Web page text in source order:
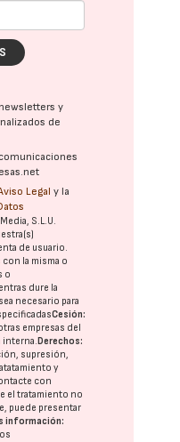
y
de
Legal y la
S.L.U.
de usuario.
la misma o
o
dure la
necesario para
Cesión:
empresas del
interna. Derechos:
supresión,
y
con
el tratamiento no
puede presentar
información: